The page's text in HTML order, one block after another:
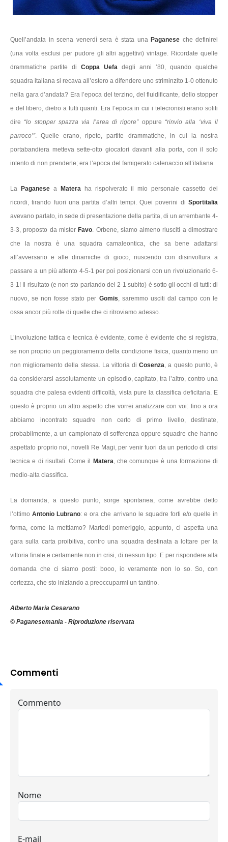
Quell’andata in scena venerdì sera è stata una Paganese che definirei
(una volta esclusi per pudore gli altri aggettivi) vintage. Ricordate quelle
drammatiche partite di Coppa Uefa degli anni ’80, quando qualche
squadra italiana si recava all’estero a difendere uno striminzito 1-0 ottenuto
nella gara d’andata? Era l’epoca del terzino, del fluidificante, dello stopper
e del libero, dietro a tutti quanti. Era l’epoca in cui i telecronisti erano soliti
dire “lo stopper spazza via l’area di rigore”oppure “rinvio alla ‘viva il
parroco’”. Quelle erano, ripeto, partite drammatiche, in cui la nostra
portabandiera metteva sette-otto giocatori davanti alla porta, con il solo
intento di non prenderle; era l’epoca del famigerato catenaccio all’italiana.
La Paganese a Matera
ha rispolverato il mio personale cassetto dei
ricordi, tirando fuori una partita d’altri tempi. Quei poverini di Sportitalia
avevano parlato, in sede di presentazione della partita, di un arrembante 4-
3-3, proposto da mister Favo. Orbene, siamo almeno riusciti a dimostrare
che la nostra è una squadra camaleontica, che sa bene adattarsi
all’avversario e alle dinamiche di gioco, riuscendo con disinvoltura a
passare a un più attento 4-5-1 per poi posizionarsi con un rivoluzionario 6-
3-1! Il risultato (e non sto parlando del 2-1 subito) è sotto gli occhi di tutti: di
nuovo, se non fosse stato per Gomis, saremmo usciti dal campo con le
ossa ancor più rotte di quelle che ci ritroviamo adesso.
L’involuzione tattica e tecnica è evidente, come è evidente che si registra,
se non proprio un peggioramento della condizione fisica, quanto meno un
non miglioramento della stessa. La vittoria diCosenza, a questo punto, è
da considerarsi assolutamente un episodio, capitato, tra l’altro, contro una
squadra che palesa evidenti difficoltà, vista pure la classifica deficitaria. E
questo è proprio un altro aspetto che vorrei analizzare con voi: fino a ora
abbiamo incontrato squadre non certo di primo livello, destinate,
probabilmente, a un campionato di sofferenza oppure squadre che hanno
aspettato proprio noi, novelli Re Magi, per venir fuori da un periodo di crisi
tecnica e di risultati. Come il
Matera, che comunque è una formazione di
medio-alta classifica.
La domanda, a questo punto, sorge spontanea, come avrebbe detto
l’ottimoAntonio Lubrano: e ora che arrivano le squadre forti e/o quelle in
forma, come la mettiamo? Martedì pomeriggio, appunto, ci aspetta una
gara sulla carta proibitiva, contro una squadra destinata a lottare per la
vittoria finale e certamente non in crisi, di nessun tipo. E per rispondere alla
domanda che ci siamo posti: booo, io veramente non lo so. So, con
certezza, che sto iniziando a preoccuparmi un tantino.
Alberto Maria Cesarano
© Paganesemania - Riproduzione riservata
Commenti